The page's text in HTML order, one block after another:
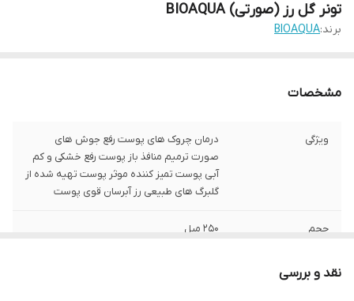
تونر گل رز (صورتی) BIOAQUA
برند:BIOAQUA
مشخصات
ویژگی
درمان چروک های پوست رفع جوش های
صورت ترمیم منافذ باز پوست رفع خشکی و کم
آبی پوست تمیز کننده موثر پوست تهیه شده از
گلبرگ های طبیعی رز آبرسان قوی پوست
حجم 250 میل
نقد و بررسی